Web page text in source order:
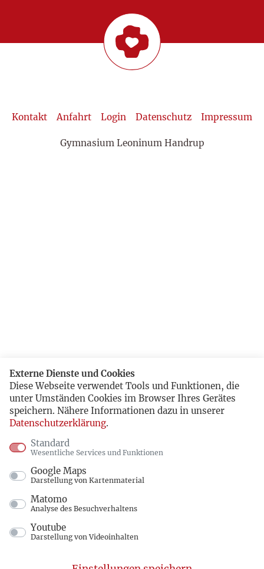
Kontakt Anfahrt Login Datenschutz Impressum
Gymnasium Leoninum Handrup
Externe Dienste und Cookies
Diese Webseite verwendet Tools und Funktionen, die
unter Umständen Cookies im Browser Ihres Gerätes
speichern. Nähere Informationen dazu in unserer
Datenschutzerklärung.
Standard
Wesentliche Services und Funktionen
Google Maps
Darstellung von Kartenmaterial
Matomo
Analyse des Besuchverhaltens
Youtube
Darstellung von Videoinhalten